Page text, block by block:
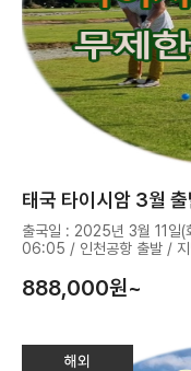
태국 타이시암 3월
출국일 : 2025년 3월 11
06:05 / 인천공항 출발 / 지
888,000원~
해외